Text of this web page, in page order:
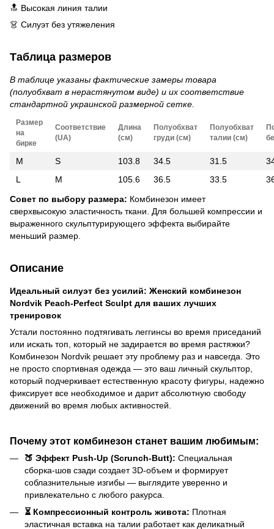
🔝 Высокая линия талии
👗 Силуэт без утяжеления
Таблица размеров
В таблице указаны фактические замеры товара
(полуобхват в нерастянутом виде) и их соответствие
стандартной украинской размерной сетке.
Размер
на
бирке
Соответствие
(UA)
Длина
(см)
Полуобхват
груди (см)
Полуобхват
талии (см)
M S 103.8 34.5 31.5
L
M 105.6 36.5 33.5
Совет по выбору размера: Комбинезон имеет
сверхвысокую эластичность ткани. Для большей компрессии и
выраженного скульптурирующего эффекта выбирайте
меньший размер.
Описание
Идеальный силуэт без усилий: Женский комбинезон
Nordvik Peach-Perfect Sculpt для ваших лучших
тренировок
Устали постоянно подтягивать леггинсы во время приседаний
или искать топ, который не задирается во время растяжки?
Комбинезон Nordvik решает эту проблему раз и навсегда. Это
не просто спортивная одежда — это ваш личный скульптор,
который подчеркивает естественную красоту фигуры, надежно
фиксирует все необходимое и дарит абсолютную свободу
движений во время любых активностей.
Почему этот комбинезон станет вашим любимым:
🍑 Эффект Push-Up (Scrunch-Butt): Специальная
сборка-шов сзади создает 3D-объем и формирует
соблазнительные изгибы — выглядите уверенно и
привлекательно с любого ракурса.
⏳ Компрессионный контроль живота: Плотная
эластичная вставка на талии работает как деликатный